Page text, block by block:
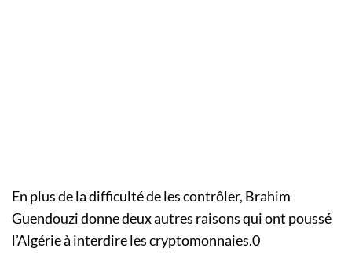
En plus de la difficulté de les contrôler, Brahim
Guendouzi donne deux autres raisons qui ont poussé
l’Algérie à interdire les cryptomonnaies.0